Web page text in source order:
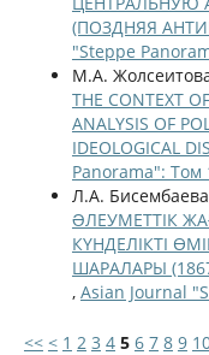
(ПОЗДНЯЯ
"Steppe
М.А.
THE CONTEXT
ANALYSIS OF
IDEOLOGICAL
Panorama": Том
Л.А.
ƏЛЕУМЕТТІК
КҮНДЕЛІКТІ
ШАРАЛАРЫ
, Asian Journal
<< < 1 2 3 4 5 6 7 8 9